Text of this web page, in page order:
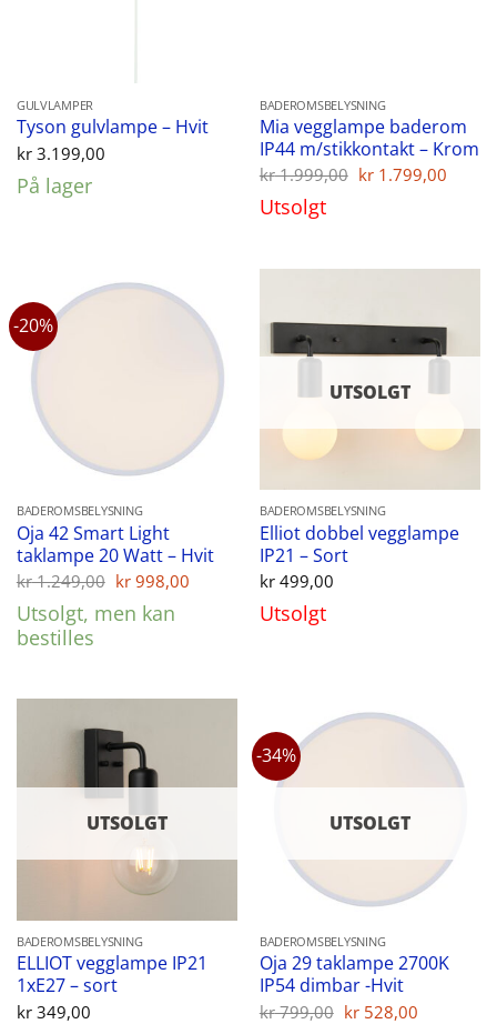
GULVLAMPER
Tyson gulvlampe – Hvit
kr3.199,00
På lager
BADEROMSBELYSNING
Mia vegglampe baderom
IP44 m/stikkontakt – Krom
kr1.999,00 Opprinnelig
kr 1.799,00
Utsolgt
-20%
BADEROMSBELYSNING
Oja 42 Smart Light
taklampe 20 Watt – Hvit
kr1.249,00 Opprinnelig
var:
kr 998,00 Nåværende
Utsolgt, men kan
bestilles
UTSOLGT
BADEROMSBELYSNING
Elliot dobbel vegglampe
IP21 – Sort
kr499,00
Utsolgt
UTSOLGT
BADEROMSBELYSNING
ELLIOT vegglampe IP21
1xE27 – sort
kr349,00
-34%
UTSOLGT
BADEROMSBELYSNING
Oja 29 taklampe 2700K
IP54 dimbar -Hvit
kr799,00 Opprinnelig
kr 528,00